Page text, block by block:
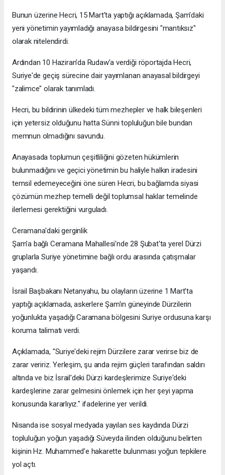
Bunun üzerine Hecri, 15 Mart'ta yaptığı açıklamada, Şam'daki
yeni yönetimin yayımladığı anayasa bildirgesini "mantıksız"
olarak nitelendirdi.
Ardından 10 Haziran'da Rudaw’a verdiği röportajda Hecri,
Suriye'de geçiş sürecine dair yayımlanan anayasal bildirgeyi
"zalimce" olarak tanımladı.
Hecri, bu bildirinin ülkedeki tüm mezhepler ve halk bileşenleri
için yetersiz olduğunu hatta Sünni topluluğun bile bundan
memnun olmadığını savundu.
Anayasada toplumun çeşitliliğini gözeten hükümlerin
bulunmadığını ve geçici yönetimin bu haliyle halkın iradesini
temsil edemeyeceğini öne süren Hecri, bu bağlamda siyasi
çözümün mezhep temelli değil toplumsal haklar temelinde
ilerlemesi gerektiğini vurguladı.
Ceramana'daki gerginlik
Şam'a bağlı Ceramana Mahallesi'nde 28 Şubat'ta yerel Dürzi
gruplarla Suriye yönetimine bağlı ordu arasında çatışmalar
yaşandı.
İsrail Başbakanı Netanyahu, bu olayların üzerine 1 Mart'ta
yaptığı açıklamada, askerlere Şam'ın güneyinde Dürzilerin
yoğunlukta yaşadığı Caramana bölgesini Suriye ordusuna karşı
koruma talimatı verdi.
Açıklamada, "Suriye'deki rejim Dürzilere zarar verirse biz de
zarar veririz. Yerleşim, şu anda rejim güçleri tarafından saldırı
altında ve biz İsrail'deki Dürzi kardeşlerimize Suriye'deki
kardeşlerine zarar gelmesini önlemek için her şeyi yapma
konusunda kararlıyız." ifadelerine yer verildi.
Nisanda ise sosyal medyada yayılan ses kaydında Dürzi
topluluğun yoğun yaşadığı Süveyda ilinden olduğunu belirten
kişinin Hz. Muhammed'e hakarette bulunması yoğun tepkilere
yol açtı.